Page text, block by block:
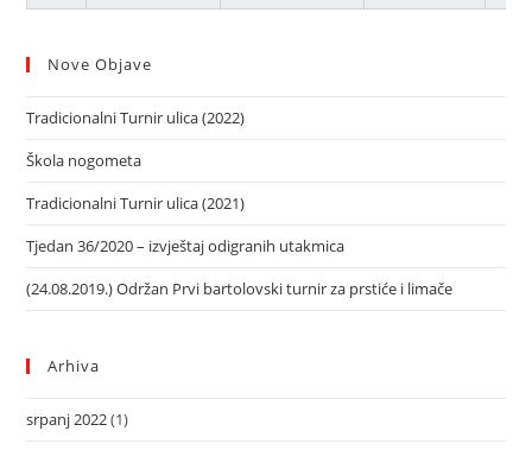
Nove Objave
Tradicionalni Turnir ulica (2022)
Škola nogometa
Tradicionalni Turnir ulica (2021)
Tjedan 36/2020 – izvještaj odigranih utakmica
(24.08.2019.) Održan Prvi bartolovski turnir za prstiće i limače
Arhiva
srpanj 2022(1)